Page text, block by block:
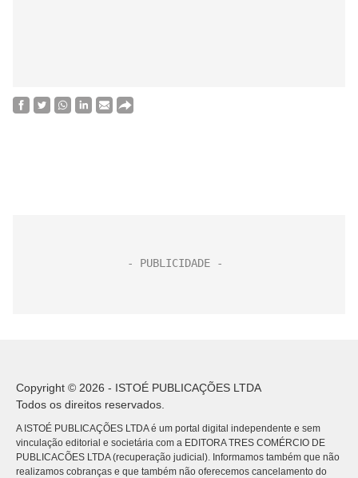
Copyright © 2026 - ISTOÉ PUBLICAÇÕES LTDA
Todos os direitos reservados.
A ISTOÉ PUBLICAÇÕES LTDA é um portal digital independente e sem
vinculação editorial e societária com a EDITORA TRES COMÉRCIO DE
PUBLICACÕES LTDA (recuperação judicial). Informamos também que não
realizamos cobranças e que também não oferecemos cancelamento do